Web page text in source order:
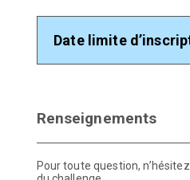
Date limite
Renseignements
Pour toute question,